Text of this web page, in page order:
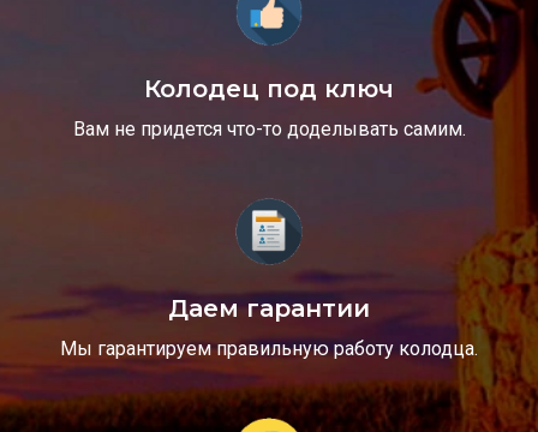
Колодец под ключ
Вам не придется что-то доделывать самим.
Даем гарантии
Мы гарантируем правильную работу колодца.